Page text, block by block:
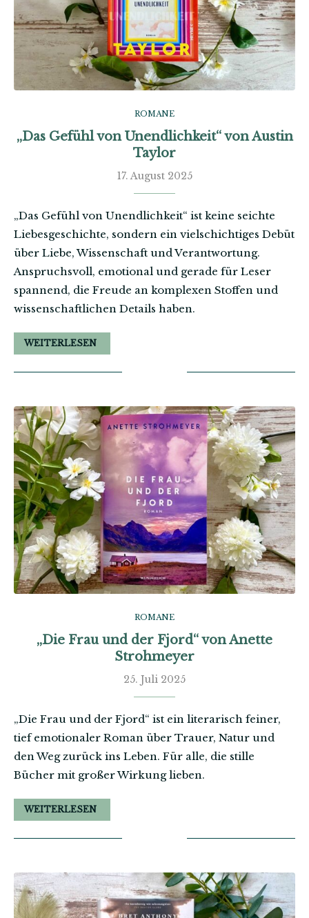
ROMANE
„Das Gefühl von Unendlichkeit“ von Austin
Taylor
17. August 2025
„Das Gefühl von Unendlichkeit“ ist keine seichte
Liebesgeschichte, sondern ein vielschichtiges Debüt
über Liebe, Wissenschaft und Verantwortung.
Anspruchsvoll, emotional und gerade für Leser
spannend, die Freude an komplexen Stoffen und
wissenschaftlichen Details haben.
WEITERLESEN
ROMANE
„Die Frau und der Fjord“ von Anette
Strohmeyer
25. Juli 2025
„Die Frau und der Fjord“ ist ein literarisch feiner,
tief emotionaler Roman über Trauer, Natur und
den Weg zurück ins Leben. Für alle, die stille
Bücher mit großer Wirkung lieben.
WEITERLESEN